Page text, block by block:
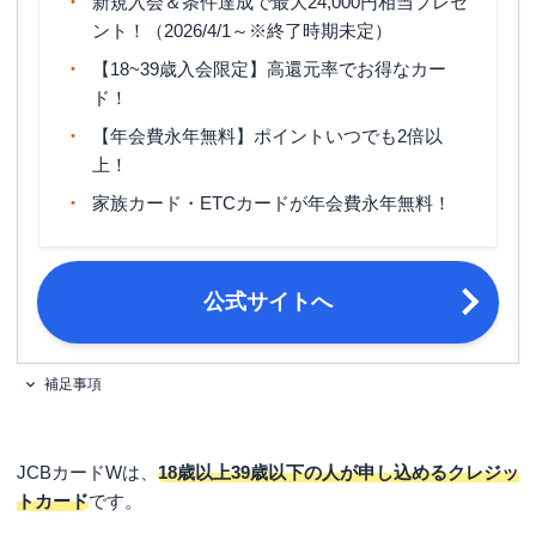
ETCカード発行期間 最短1週間
マイル還元率（最大） 0.3％～0.78％
ポイント名
締め日・支払日 公式サイト参照
申し込み条件
方。または高校生を除く18歳以上で学
必要書類
金融機関のスマホアプリやキャッシュ
ント！（2026/4/1～※終了時期未定）
【18~39歳入会限定】高還元率でお得なカー
ド！
【年会費永年無料】ポイントいつでも2倍以
上！
家族カード・ETCカードが年会費永年無料！
公式サイトへ
補足事項
JCBカードWは、 18歳以上39歳以下の人が申し込めるクレジッ
トカードです。